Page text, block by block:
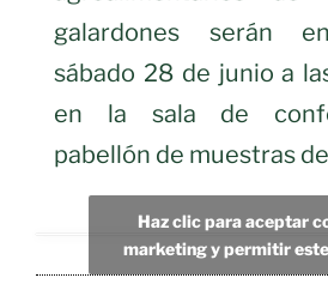
galardones serán
sábado 28 de junio a
en la sala de
pabellón de muestras
Haz clic para aceptar
marketing y permitir